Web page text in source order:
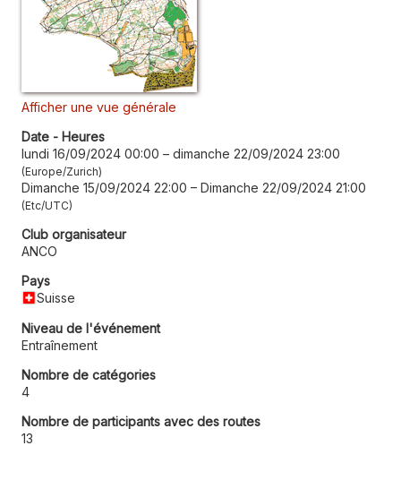
Afficher une vue générale
Date - Heures
lundi 16/09/2024 00:00 – dimanche 22/09/2024 23:00
Europe/Zurich
Dimanche 15/09/2024 22:00 – Dimanche 22/09/2024 21:00
Etc/UTC
Club organisateur
ANCO
Pays
Suisse
Niveau de l'événement
Entraînement
Nombre de catégories
4
Nombre de participants avec des routes
13